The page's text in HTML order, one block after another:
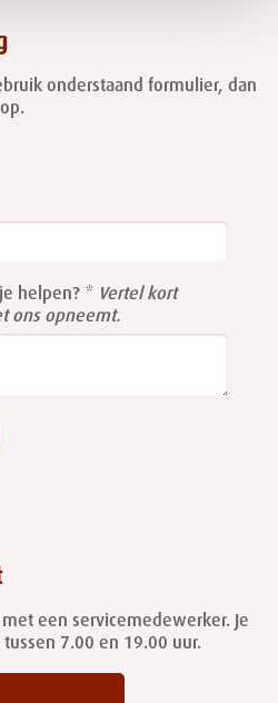
onderstaand formulier, dan
helpen?
Vertel kort
ons opneemt.
met een servicemedewerker. Je
7.00 en 19.00 uur.